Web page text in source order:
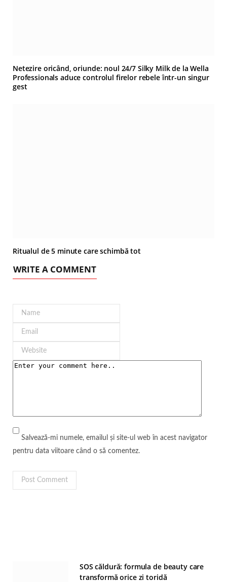
Netezire oricând, oriunde: noul 24/7 Silky Milk de la Wella
Professionals aduce controlul firelor rebele într-un singur
gest
Ritualul de 5 minute care schimbă tot
WRITE A COMMENT
Salvează-mi numele, emailul și site-ul web în acest navigator
pentru data viitoare când o să comentez.
SOS căldură: formula de beauty care
transformă orice zi toridă